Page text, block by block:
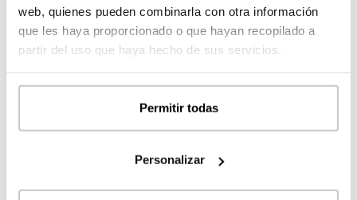
web, quienes pueden combinarla con otra información
que les haya proporcionado o que hayan recopilado a
partir del uso que haya hecho de sus servicios.
Permitir todas
Personalizar
Casas modulares prefabricadas a medida.
Un error muy común